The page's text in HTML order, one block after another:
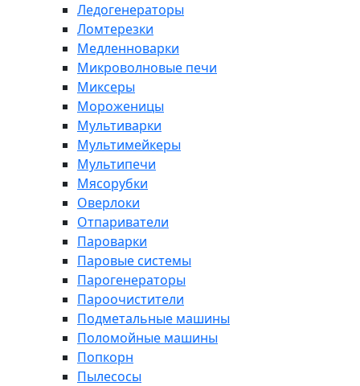
Ледогенераторы
Ломтерезки
Медленноварки
Микроволновые печи
Миксеры
Мороженицы
Мультиварки
Мультимейкеры
Мультипечи
Мясорубки
Оверлоки
Отпариватели
Пароварки
Паровые системы
Парогенераторы
Пароочистители
Подметальные машины
Поломойные машины
Попкорн
Пылесосы